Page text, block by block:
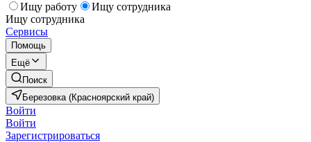
Ищу работу
Ищу сотрудника
Ищу сотрудника
Сервисы
Помощь
Ещё
Поиск
Березовка (Красноярский край)
Войти
Войти
Зарегистрироваться